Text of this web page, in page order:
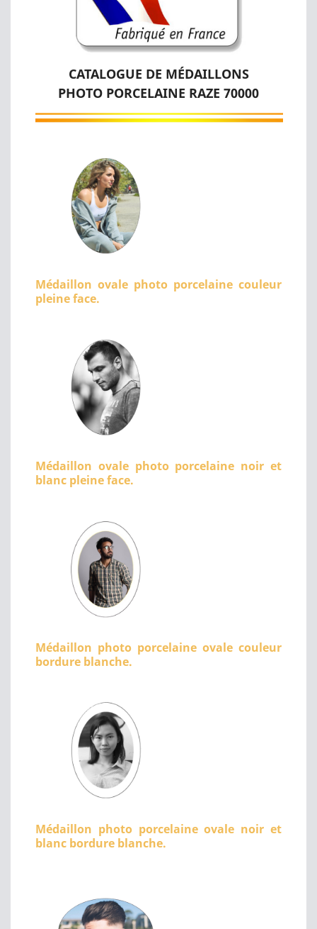
CATALOGUE DE MÉDAILLONS
PHOTO PORCELAINE RAZE 70000
Médaillon ovale photo porcelaine couleur
pleine face.
Médaillon ovale photo porcelaine noir et
blanc pleine face.
Médaillon photo porcelaine ovale couleur
bordure blanche.
Médaillon photo porcelaine ovale noir et
blanc bordure blanche.